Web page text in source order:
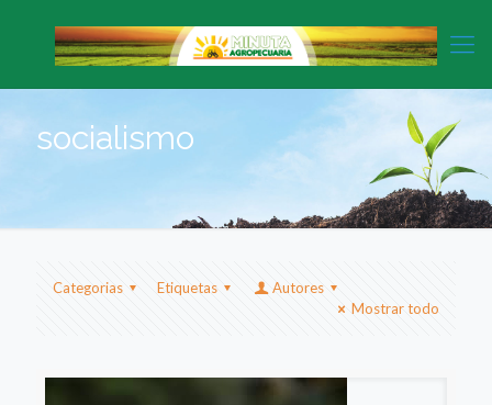
socialismo
Categorias Etiquetas
Autores
Mostrar todo